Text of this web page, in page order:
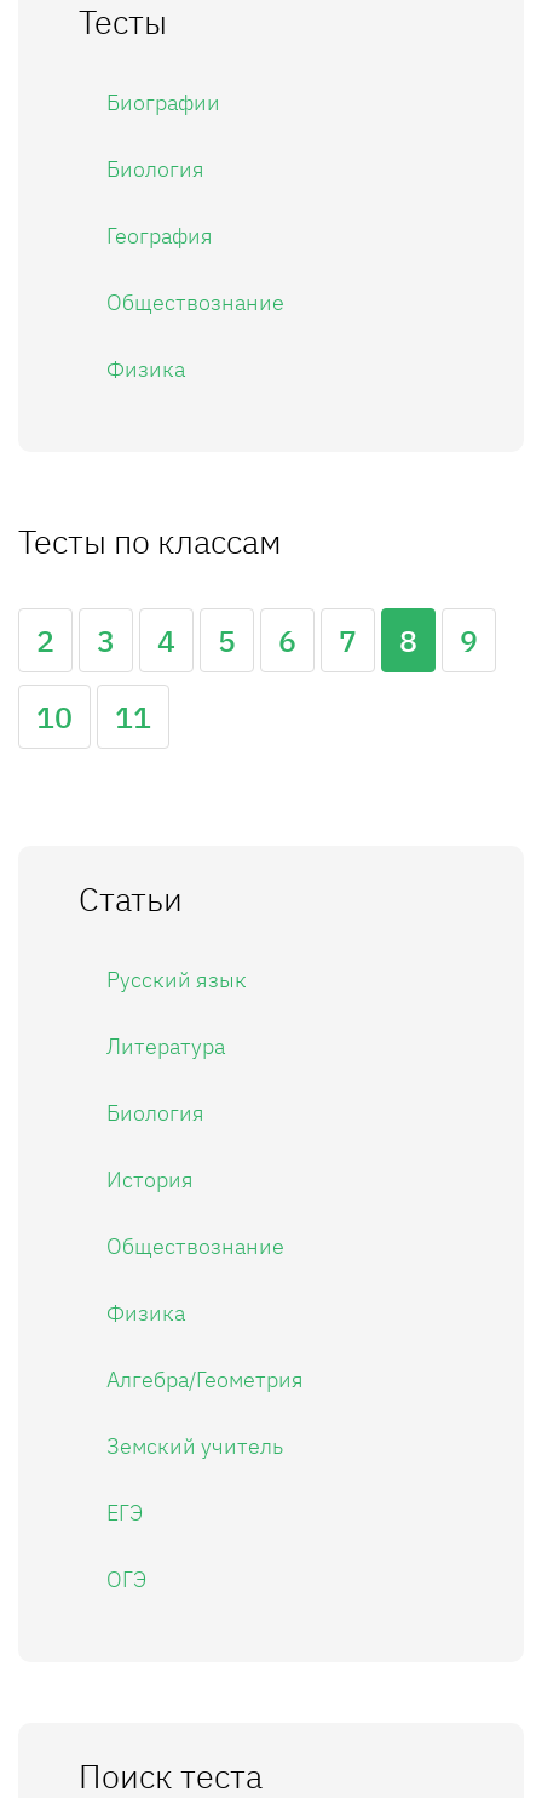
Тесты
Биографии
Биология
География
Обществознание
Физика
Тесты по классам
2 3 4 5 6 7 8
9
10
11
Статьи
Русский язык
Литература
Биология
История
Обществознание
Физика
Алгебра/Геометрия
Земский учитель
ЕГЭ
ОГЭ
Поиск теста